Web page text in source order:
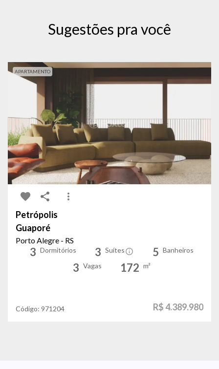
Sugestões pra você
APARTAMENTO
Petrópolis
Guaporé
Porto Alegre - RS
3 Dormitórios 3 Suítes 5 Banheiros
3 Vagas 172 m²
Código: 971204 R$ 4.389.980